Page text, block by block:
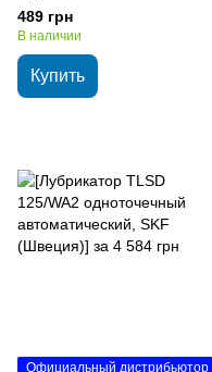
HYDRO 46 HLP (МГЕ-46В),
TURBO PULS (Литва), 3,6 кг
489 грн
В наличии
Купить
Официальный дистрибьютор